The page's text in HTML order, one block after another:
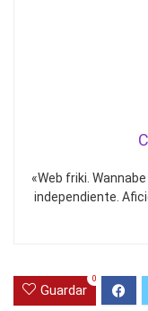
«Web friki.
independiente.
Guardar
0